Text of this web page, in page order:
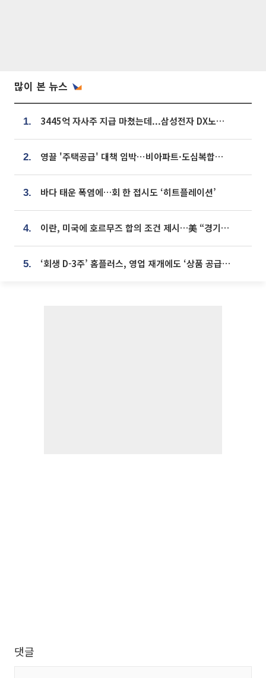
많이 본 뉴스
1. 3445억 자사주 지급 마쳤는데...삼성전자 DX노조, 뒤늦은 '떼쓰기 집회'
2. 영끌 '주택공급' 대책 임박⋯비아파트·도심복합까지 총동원
3. 바다 태운 폭염에…회 한 접시도 ‘히트플레이션’
4. 이란, 미국에 호르무즈 합의 조건 제시…美 “경기 아직 안 끝나” [종합]
5. ‘회생 D-3주’ 홈플러스, 영업 재개에도 ‘상품 공급망’ 복구가 생존 관건
댓글